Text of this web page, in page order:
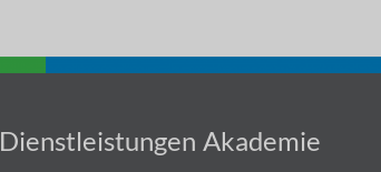
Dienstleistungen Akademie